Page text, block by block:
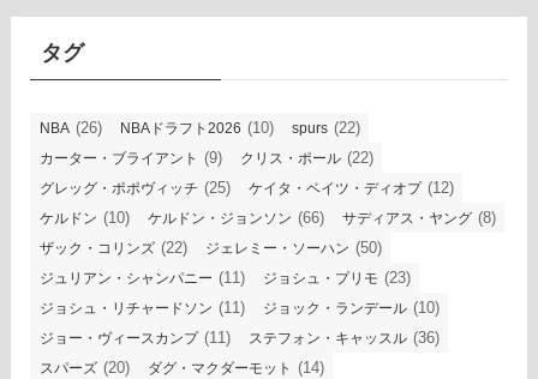
イ
タグ
NBA (26) NBAドラフト2026 (10) spurs (22)
カーター・ブライアント (9) クリス・ポール (22)
グレッグ・ポポヴィッチ (25) ケイタ・ベイツ・ディオプ(12)
ケルドン (10) ケルドン・ジョンソン (66) サディアス・ヤング (8)
ザック・コリンズ (22) ジェレミー・ソーハン (50)
ジュリアン・シャンパニー (11) ジョシュ・プリモ (23)
ジョシュ・リチャードソン (11) ジョック・ランデール (10)
ジョー・ヴィースカンプ(11) ステフォン・キャッスル (36)
スパーズ (20) ダグ・マクダーモット (14)